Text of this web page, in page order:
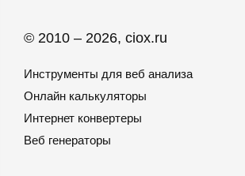
© 2010 – 2026, ciox.ru
Инструменты для веб анализа
Онлайн калькуляторы
Интернет конвертеры
Веб генераторы